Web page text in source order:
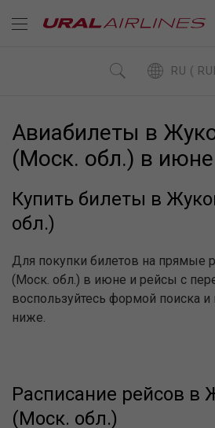
RU (
Авиабилеты в
(Моск. обл.) в июне
Купить билеты в
обл.)
Для покупки билетов на прямые
(Моск. обл.) в июне и рейсы с
воспользуйтесь формой поиска и
ниже.
Расписание рейсов в
(Моск. обл.)